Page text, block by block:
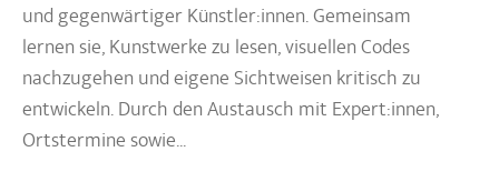
und gegenwärtiger Künstler:innen. Gemeinsam
lernen sie, Kunstwerke zu lesen, visuellen Codes
nachzugehen und eigene Sichtweisen kritisch zu
entwickeln. Durch den Austausch mit Expert:innen,
Ortstermine sowie...